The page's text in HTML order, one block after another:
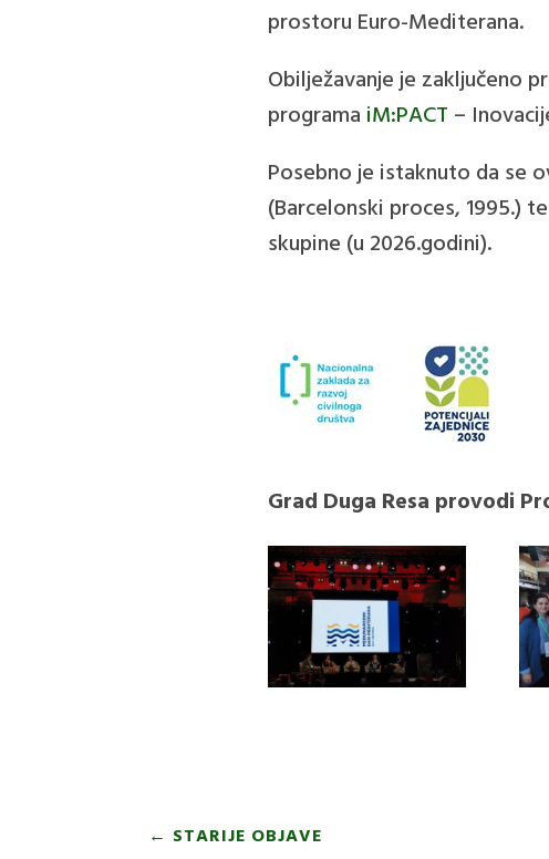
prostoru Euro-Mediterana.
Obilježavanje je zaključeno
programa iM:PACT –
Posebno je istaknuto da se
(Barcelonski proces, 1995.)
skupine (u 2026.godini).
Grad Duga Resa provodi
← STARIJE OBJAVE